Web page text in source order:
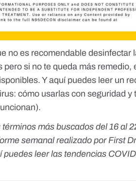
no es recomendable desinfectar
si no te queda más remedio,
Yaquí puedes leer un
cómo usarlas con seguridad y
más buscados del 16 al
semanal realizado por First
puedes leer las tendencias